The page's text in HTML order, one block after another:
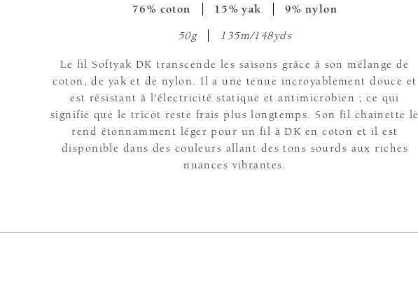
76% coton 15% yak 9% nylon
50g 135m/148yds
Le fil Softyak DK transcende les saisons grâce à son mélange de
coton, de yak et de nylon. Il a une tenue incroyablement douce et
est résistant à l'électricité statique et antimicrobien ; ce qui
signifie que le tricot reste frais plus longtemps. Son fil chainette le
rend étonnamment léger pour un fil à DK en coton et il est
disponible dans des couleurs allant des tons sourds aux riches
nuances vibrantes.